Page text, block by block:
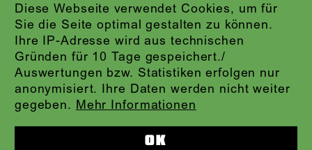
Diese Webseite verwendet Cookies, um für
Sie die Seite optimal gestalten zu können.
Ihre IP-Adresse wird aus technischen
Gründen für 10 Tage gespeichert./
Auswertungen bzw. Statistiken erfolgen nur
anonymisiert. Ihre Daten werden nicht weiter
gegeben. Mehr Informationen
OK
IMPRESSUM
DATENSCHUTZ
AGB
KONTAKT
ABO-LOGIN
PRESSE